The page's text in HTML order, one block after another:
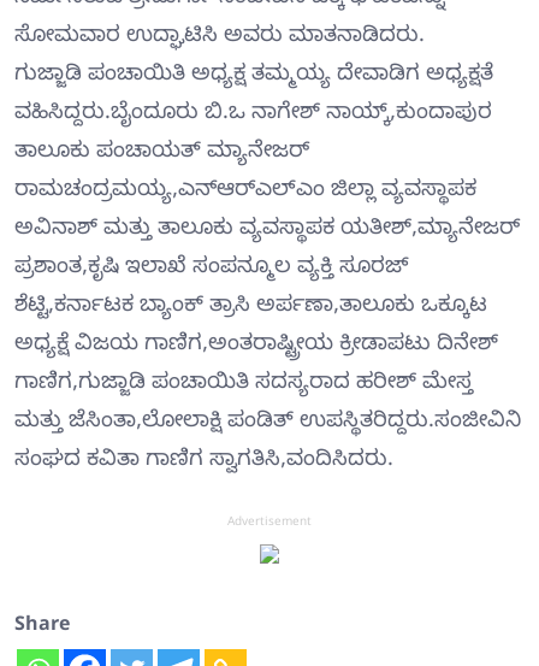
ಸೋಮವಾರ ಉದ್ಘಾಟಿಸಿ ಅವರು ಮಾತನಾಡಿದರು.
ಗುಜ್ಜಾಡಿ ಪಂಚಾಯಿತಿ ಅಧ್ಯಕ್ಷ ತಮ್ಮಯ್ಯ ದೇವಾಡಿಗ ಅಧ್ಯಕ್ಷತೆ
ವಹಿಸಿದ್ದರು.ಬೈಂದೂರು ಬಿ.ಒ ನಾಗೇಶ್ ನಾಯ್ಕ್,ಕುಂದಾಪುರ
ತಾಲೂಕು ಪಂಚಾಯತ್ ಮ್ಯಾನೇಜರ್
ರಾಮಚಂದ್ರಮಯ್ಯ,ಎನ್‍ಆರ್‍ಎಲ್‍ಎಂ ಜಿಲ್ಲಾ ವ್ಯವಸ್ಥಾಪಕ
ಅವಿನಾಶ್ ಮತ್ತು ತಾಲೂಕು ವ್ಯವಸ್ಥಾಪಕ ಯತೀಶ್,ಮ್ಯಾನೇಜರ್
ಪ್ರಶಾಂತ,ಕೃಷಿ ಇಲಾಖೆ ಸಂಪನ್ಮೂಲ ವ್ಯಕ್ತಿ ಸೂರಜ್
ಶೆಟ್ಟಿ,ಕರ್ನಾಟಕ ಬ್ಯಾಂಕ್ ತ್ರಾಸಿ ಅರ್ಪಣಾ,ತಾಲೂಕು ಒಕ್ಕೂಟ
ಅಧ್ಯಕ್ಷೆ ವಿಜಯ ಗಾಣಿಗ,ಅಂತರಾಷ್ಟ್ರೀಯ ಕ್ರೀಡಾಪಟು ದಿನೇಶ್
ಗಾಣಿಗ,ಗುಜ್ಜಾಡಿ ಪಂಚಾಯಿತಿ ಸದಸ್ಯರಾದ ಹರೀಶ್ ಮೇಸ್ತ
ಮತ್ತು ಜೆಸಿಂತಾ,ಲೋಲಾಕ್ಷಿ ಪಂಡಿತ್ ಉಪಸ್ಥಿತರಿದ್ದರು.ಸಂಜೀವಿನಿ
ಸಂಘದ ಕವಿತಾ ಗಾಣಿಗ ಸ್ವಾಗತಿಸಿ,ವಂದಿಸಿದರು.
Advertisement
Share